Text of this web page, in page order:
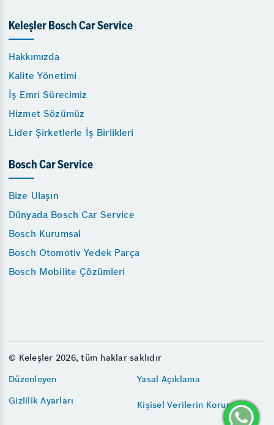
Keleşler Bosch Car Service
Hakkımızda
Kalite Yönetimi
İş Emri Sürecimiz
Hizmet Sözümüz
Lider Şirketlerle İş Birlikleri
Bosch Car Service
Bize Ulaşın
Dünyada Bosch Car Service
Bosch Kurumsal
Bosch Otomotiv Yedek Parça
Bosch Mobilite Çözümleri
© Keleşler 2026, tüm haklar saklıdır
Düzenleyen
Yasal Açıklama
Gizlilik Ayarları
Kişisel Verilerin Korunması